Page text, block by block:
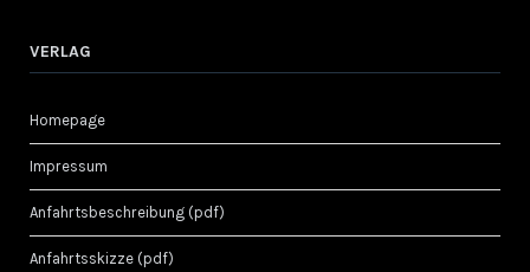
VERLAG
Homepage
Impressum
Anfahrtsbeschreibung (pdf)
Anfahrtsskizze (pdf)